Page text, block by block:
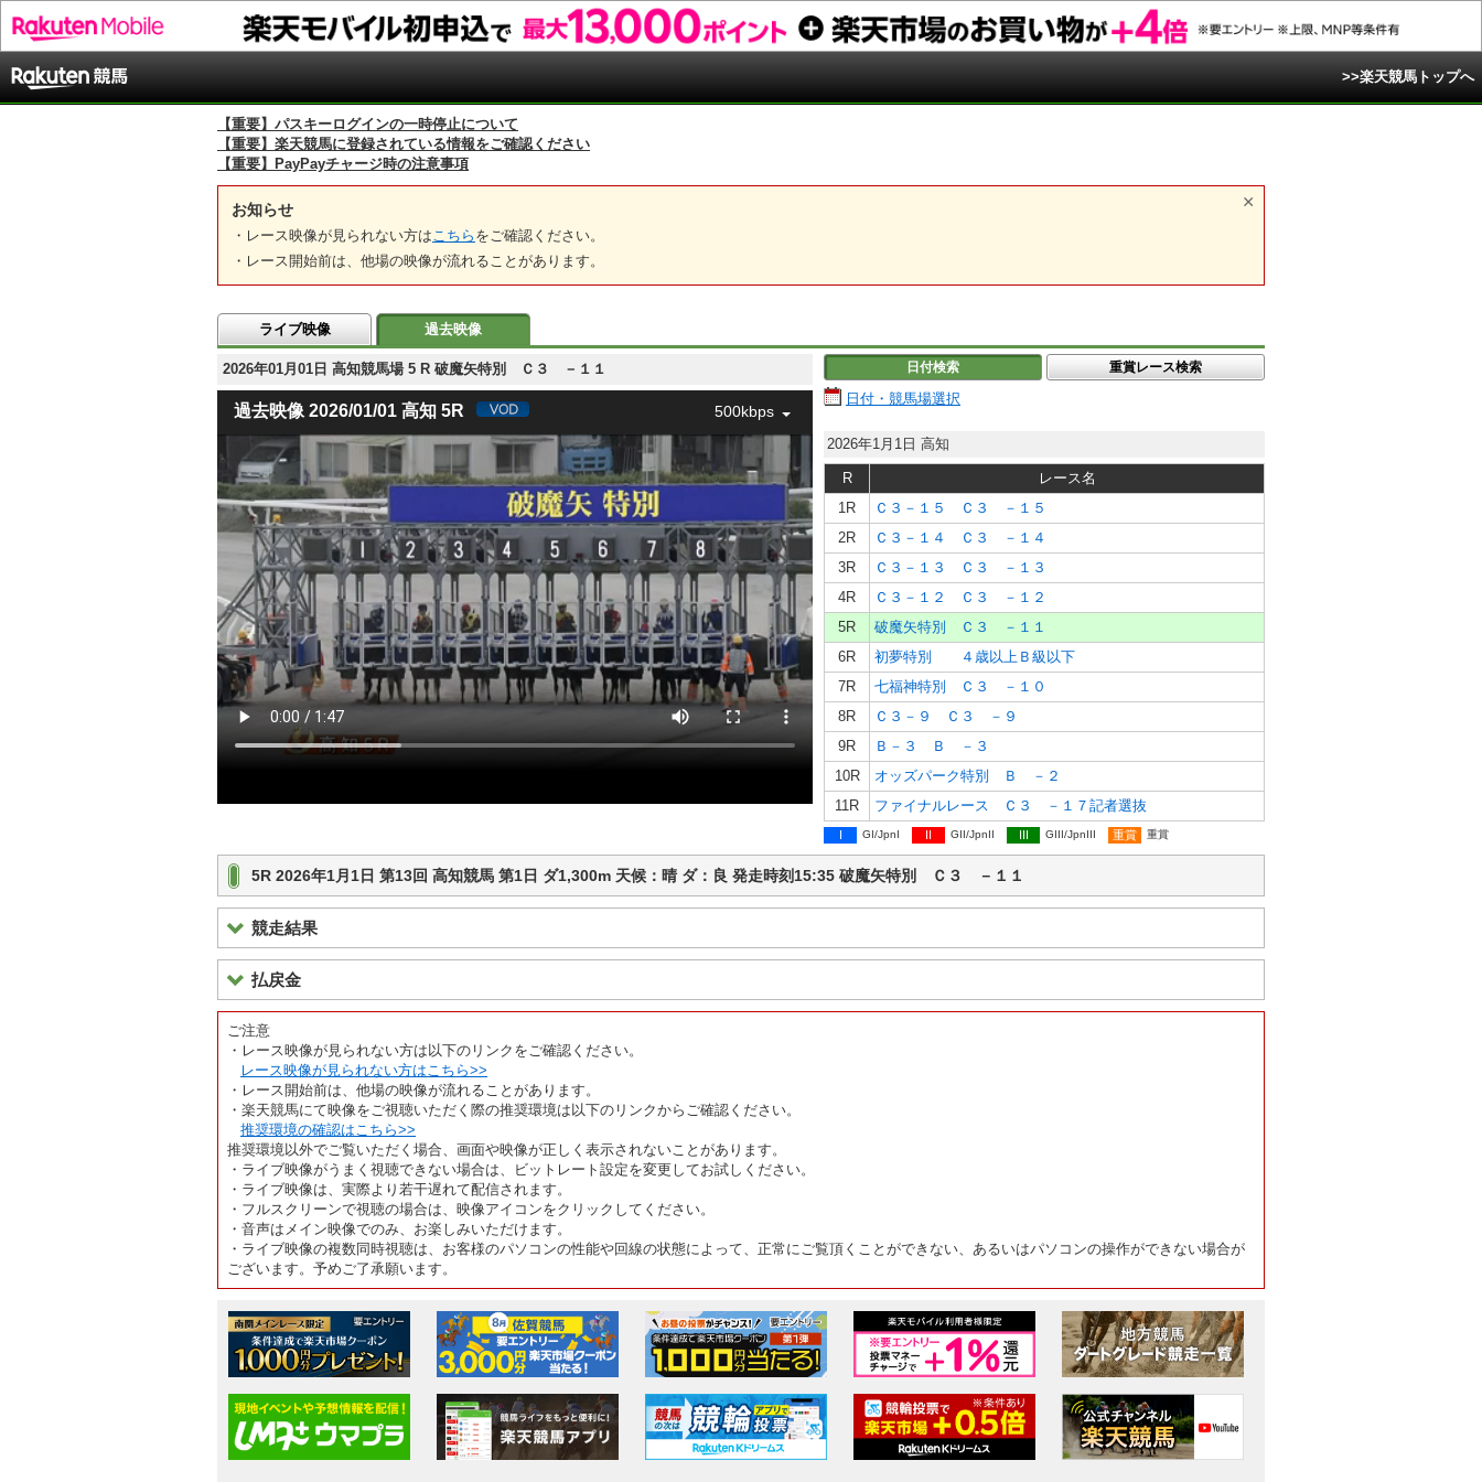
>>楽天競馬トップへ
【重要】パスキーログインの一時停止について
【重要】楽天競馬に登録されている情報をご確認ください
【重要】PayPayチャージ時の注意事項
お知らせ
・レース映像が見られない方は こちら をご確認ください。
・レース開始前は、他場の映像が流れることがあります。
ライブ映像 過去映像
2026年01月01日 高知競馬場 5 R 破魔矢特別 Ｃ３ －１１
過去映像 2026/01/01 高知 5R 500kbps
日付検索 重賞レース検索
日付・競馬場選択
2026年1月1日 高知
R
レース名
1R
Ｃ３－１５ Ｃ３ －１５
2R
Ｃ３－１４ Ｃ３ －１４
3R
Ｃ３－１３ Ｃ３ －１３
4R
Ｃ３－１２ Ｃ３ －１２
5R
破魔矢特別 Ｃ３ －１１
6R
初夢特別 ４歳以上Ｂ級以下
7R
七福神特別 Ｃ３ －１０
8R
Ｃ３－９ Ｃ３ －９
9R
Ｂ－３ Ｂ －３
10R
オッズパーク特別 Ｂ －２
11R
ファイナルレース Ｃ３ －１７記者選抜
I GI/JpnI II GII/JpnII III GIII/JpnIII 重賞 重賞
5R 2026年1月1日 第13回 高知競馬 第1日 ダ1,300m 天候：晴 ダ：良 発走時刻15:35 破魔矢特別 Ｃ３ －１１
競走結果
払戻金
ご注意
・レース映像が見られない方は以下のリンクをご確認ください。
レース映像が見られない方はこちら>>
・レース開始前は、他場の映像が流れることがあります。
・楽天競馬にて映像をご視聴いただく際の推奨環境は以下のリンクからご確認ください。
推奨環境の確認はこちら>>
推奨環境以外でご覧いただく場合、画面や映像が正しく表示されないことがあります。
・ライブ映像がうまく視聴できない場合は、ビットレート設定を変更してお試しください。
・ライブ映像は、実際より若干遅れて配信されます。
・フルスクリーンで視聴の場合は、映像アイコンをクリックしてください。
・音声はメイン映像でのみ、お楽しみいただけます。
・ライブ映像の複数同時視聴は、お客様のパソコンの性能や回線の状態によって、正常にご覧頂くことができない、あるいはパソコンの操作ができない場合が
ございます。予めご了承願います。